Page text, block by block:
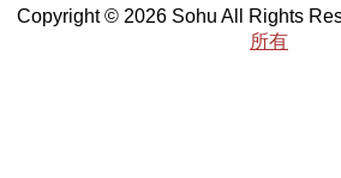
Copyright © 2026 Sohu All Rights
所有